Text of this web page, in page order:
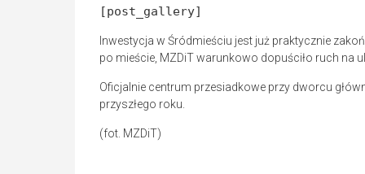
[post_gallery]
Inwestycja w Śródmieściu jest już praktycznie
po mieście, MZDiT warunkowo dopuściło ruch na
Oficjalnie centrum przesiadkowe przy dworcu
przyszłego roku.
(fot. MZDiT)